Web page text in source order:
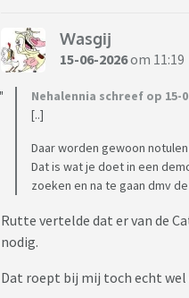
Wasgij
15-06-2026om 11:19
Nehalennia schreef op 15-
[..]
Daar worden gewoon
Dat is wat je doet in een
zoeken en na te gaan dmv
Rutte vertelde dat er van de
nodig.
Dat roept bij mij toch echt wel